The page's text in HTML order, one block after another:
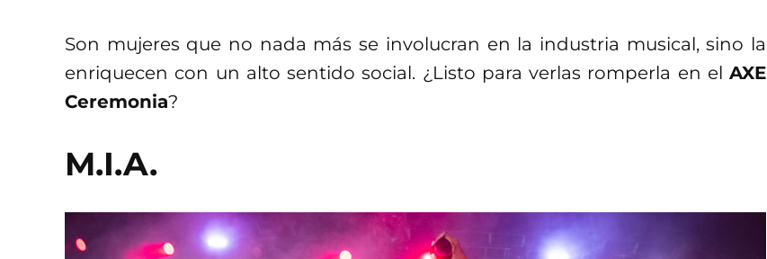
Son mujeres que no nada más se involucran en la industria musical, sino la
enriquecen con un alto sentido social. ¿Listo para verlas romperla en el AXE
Ceremonia?
M.I.A.